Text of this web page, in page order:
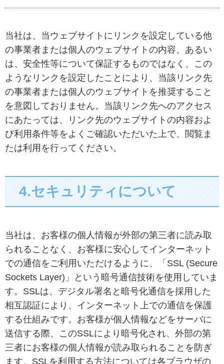
当社は、当ウェブサイトにリンクを設定している他
の事業者または個人のウェブサイトの内容、あるい
は、安全性等について保証するものではなく、この
ようなリンクを設定したことにより、当該リンク先
の事業者または個人のウェブサイトを推奨すること
を意図しておりません。当該リンク先へのアクセス
にあたっては、リンク先のウェブサイトの内容およ
び利用条件等をよくご確認いただいた上で、閲覧ま
たは利用を行ってください。
4.セキュリティについて
当社は、お客様の個人情報が外部の第三者に読み取
られることなく、お客様に安心してインターネット
での通信をご利用いただけるように、「SSL (Secure
Sockets Layer)」という暗号通信技術を使用していま
す。SSLは、デジタル署名と暗号化通信を採用した
相互認証により、インターネット上での通信を保護
する仕組みです。お客様が個人情報などをサーバに
送信する際、このSSLにより暗号化され、外部の第
三者にお客様の個人情報が読み取られることを防ぎ
ます。SSLを利用する方法については各ブラウザの